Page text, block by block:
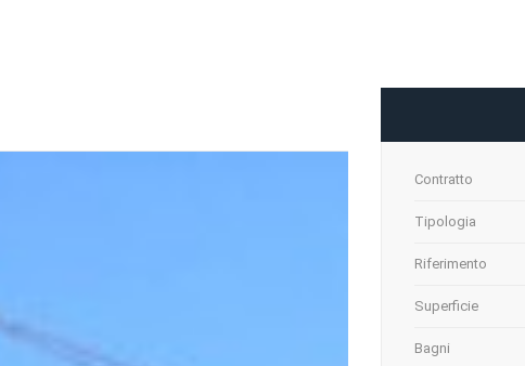
Contratto
Tipologia
Riferimento
Superficie
Bagni